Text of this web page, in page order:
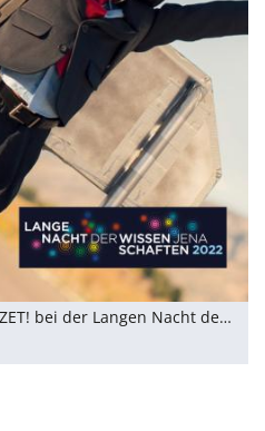
Die Zukunft bleibt anders - JZET! bei der Langen Nacht der Wissenschaften in Jena